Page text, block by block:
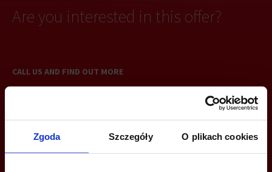
Zgoda Szczegóły O plikach cookies
Are you interested in this offer?
CALL US AND FIND OUT MORE
+48 668 280 677
marta.paradowska@jll.com